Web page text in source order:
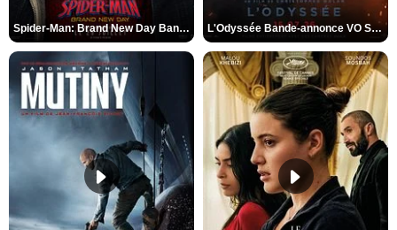
Spider-Man: Brand New Day Bande-annonce VO STFR L'Odyssée Bande-annonce VO STFR